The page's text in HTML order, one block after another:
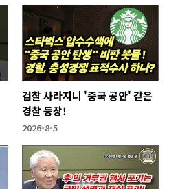
검찰 사라지니 '중국 공안' 같은
경찰 등장!
2026-8-5